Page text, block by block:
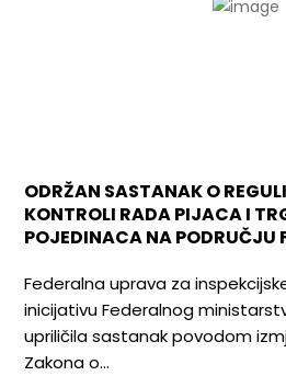
ODRŽAN SASTANAK O
KONTROLI RADA PIJACA I
POJEDINACA NA PODRUČJU
Federalna uprava za
inicijativu Federalnog
upriličila sastanak povodom
Zakona o…